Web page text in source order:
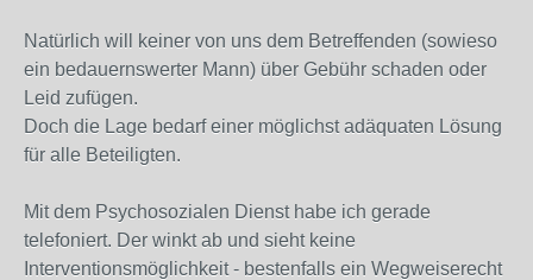
Natürlich will keiner von uns dem Betreffenden (sowieso
ein bedauernswerter Mann) über Gebühr schaden oder
Leid zufügen.
Doch die Lage bedarf einer möglichst adäquaten Lösung
für alle Beteiligten.
Mit dem Psychosozialen Dienst habe ich gerade
telefoniert. Der winkt ab und sieht keine
Interventionsmöglichkeit - bestenfalls ein Wegweiserecht